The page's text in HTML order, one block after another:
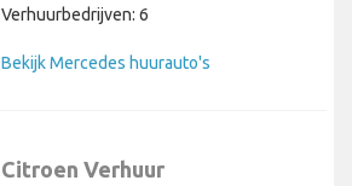
Verhuurbedrijven: 6
Bekijk Mercedes huurauto's
Citroen Verhuur